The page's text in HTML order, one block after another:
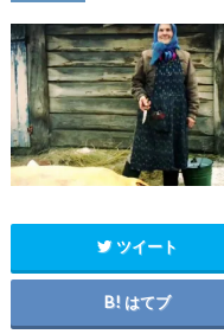
ツイート
はてブ